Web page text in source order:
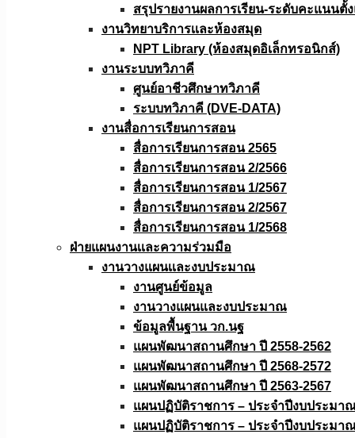
สรุปรายงานผลการเรียน-ระดับคะแนนตั้
งานวิทยาบริการเเละห้องสมุด
NPT Library (ห้องสมุดอิเล็กทรอนิกส์)
งานระบบทวิภาคี
ศูนย์อาชีวศึกษาทวิภาคี
ระบบทวิภาคี (DVE-DATA)
งานสื่อการเรียนการสอน
สื่อการเรียนการสอน 2565
สื่อการเรียนการสอน 2/2566
สื่อการเรียนการสอน 1/2567
สื่อการเรียนการสอน 2/2567
สื่อการเรียนการสอน 1/2568
ฝ่ายแผนงานเเละความร่วมมือ
งานวางแผนเเละงบประมาณ
งานศูนย์ข้อมูล
งานวางแผนและงบประมาณ
ข้อมูลพื้นฐาน วก.นฐ
แผนพัฒนาสถานศึกษา ปี 2558-2562
แผนพัฒนาสถานศึกษา ปี 2568-2572
แผนพัฒนาสถานศึกษา ปี 2563-2567
แผนปฏิบัติราชการ – ประจำปีงบประมา
แผนปฏิบัติราชการ – ประจำปีงบประมา